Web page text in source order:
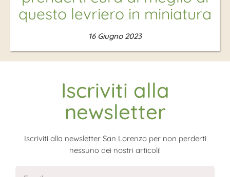
questo levriero in miniatura
16 Giugno 2023
Iscriviti alla
newsletter
Iscriviti alla newsletter San Lorenzo per non perderti
nessuno dei nostri articoli!